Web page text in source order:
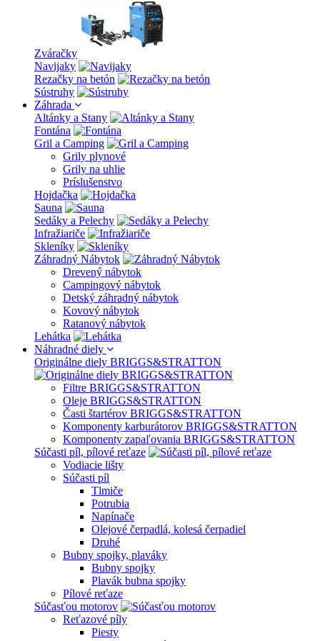
Zváračky
Navijaky
Rezačky na betón
Sústruhy
Záhrada
Altánky a Stany
Fontána
Gril a Camping
Grily plynové
Grily na uhlie
Príslušenstvo
Hojdačka
Sauna
Sedáky a Pelechy
Infražiariče
Skleníky
Záhradný Nábytok
Drevený nábytok
Campingový nábytok
Detský záhradný nábytok
Kovový nábytok
Ratanový nábytok
Lehátka
Náhradné diely
Originálne diely BRIGGS&STRATTON
Filtre BRIGGS&STRATTON
Oleje BRIGGS&STRATTON
Časti štartérov BRIGGS&STRATTON
Komponenty karburátorov BRIGGS&STRATTON
Komponenty zapaľovania BRIGGS&STRATTON
Súčasti píl, pílové reťaze
Vodiacie lišty
Súčasti píl
Tlmiče
Potrubia
Napínače
Olejové čerpadlá, kolesá čerpadiel
Druhé
Bubny spojky, plaváky
Bubny spojky
Plavák bubna spojky
Pílové reťaze
Súčasťou motorov
Reťazové píly
Piesty